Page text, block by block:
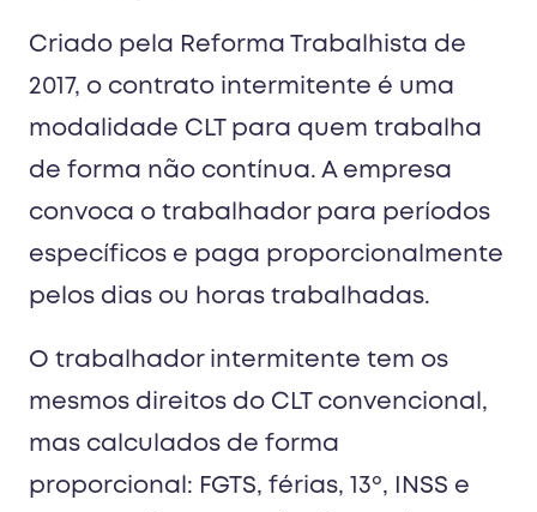
Criado pela Reforma Trabalhista de
2017, o contrato intermitente é uma
modalidade CLT para quem trabalha
de forma não contínua. A empresa
convoca o trabalhador para períodos
específicos e paga proporcionalmente
pelos dias ou horas trabalhadas.
O trabalhador intermitente tem os
mesmos direitos do CLT convencional,
mas calculados de forma
proporcional: FGTS, férias, 13º, INSS e